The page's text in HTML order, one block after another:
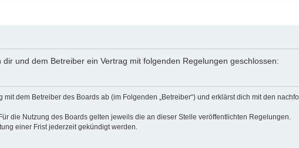
und dem Betreiber ein Vertrag mit folgenden Regelungen geschlossen:
dem Betreiber des Boards ab (im Folgenden „Betreiber“) und erklärst dich mit den
die Nutzung des Boards gelten jeweils die an dieser Stelle veröffentlichten Regelungen.
einer Frist jederzeit gekündigt werden.